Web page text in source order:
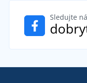
Sledujte